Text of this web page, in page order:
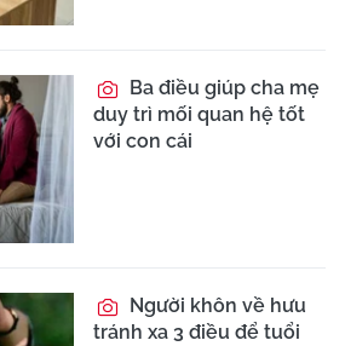
Ba điều giúp cha mẹ
duy trì mối quan hệ tốt
với con cái
Người khôn về hưu
tránh xa 3 điều để tuổi